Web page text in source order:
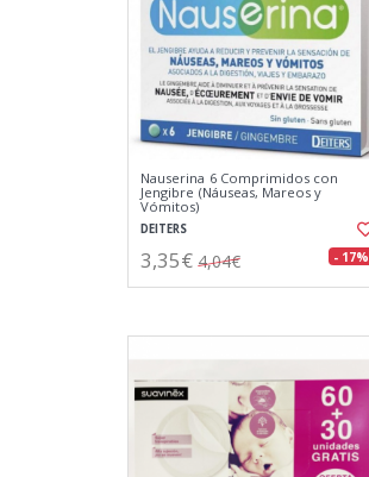
Nauserina 6 Comprimidos con
Jengibre (Náuseas, Mareos y
Vómitos)
DEITERS
3,35€ 4,04€ - 17%